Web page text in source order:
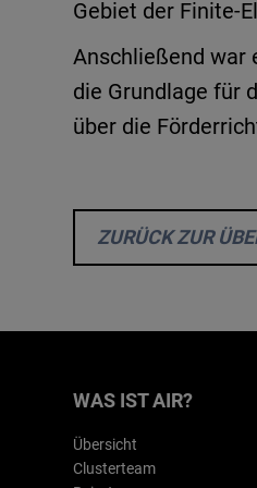
Gebiet der Finite-
Anschließend war
die Grundlage für
über die
ZURÜCK ZUR
WAS IST AIR?
Übersicht
Clusterteam